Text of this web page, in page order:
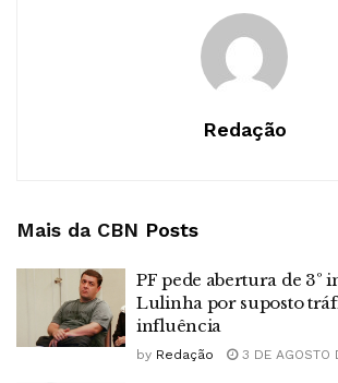
Redação
Mais da CBN Posts
PF pede abertura de 3º
Lulinha por suposto
influência
by Redação 3 DE AGOSTO